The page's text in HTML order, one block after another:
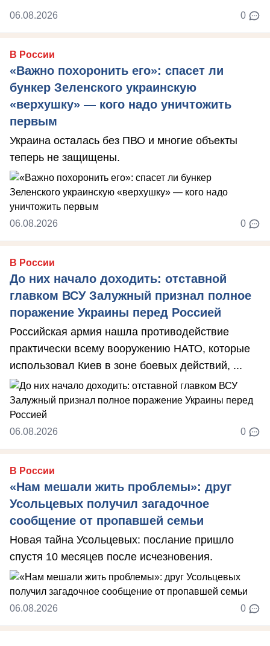
06.08.2026 0
В России
«Важно похоронить его»: спасет ли
бункер Зеленского украинскую
«верхушку» — кого надо уничтожить
первым
Украина осталась без ПВО и многие объекты
теперь не защищены.
06.08.2026 0
В России
До них начало доходить: отставной
главком ВСУ Залужный признал полное
поражение Украины перед Россией
Российская армия нашла противодействие
практически всему вооружению НАТО, которые
использовал Киев в зоне боевых действий, ...
06.08.2026 0
В России
«Нам мешали жить проблемы»: друг
Усольцевых получил загадочное
сообщение от пропавшей семьи
Новая тайна Усольцевых: послание пришло
спустя 10 месяцев после исчезновения.
06.08.2026 0